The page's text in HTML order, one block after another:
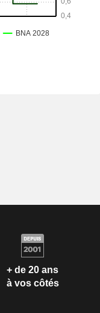
+ de 20 ans
à vos côtés